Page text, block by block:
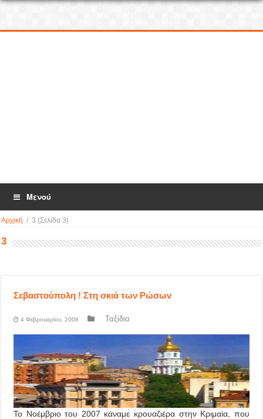
Μενού
Αρχική / 3 (Σελίδα 3)
3
Σεβαστούπολη ! Στη σκιά των Ρώσων
4 Φεβρουαρίου, 2008 Ταξίδια
Το Νοέμβριο του 2007 κάναμε κρουαζιέρα στην Κριμαία, που